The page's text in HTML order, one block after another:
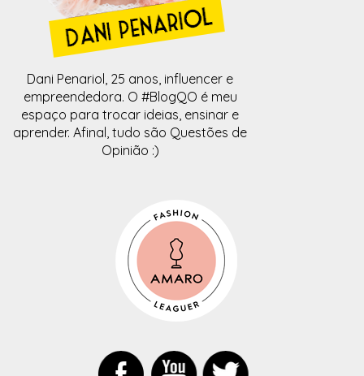
Dani Penariol, 25 anos, influencer e
empreendedora. O #BlogQO é meu
espaço para trocar ideias, ensinar e
aprender. Afinal, tudo são Questões de
Opinião :)